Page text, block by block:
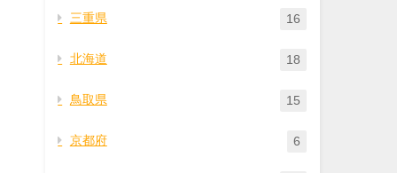
三重県 16
北海道 18
鳥取県 15
京都府 6